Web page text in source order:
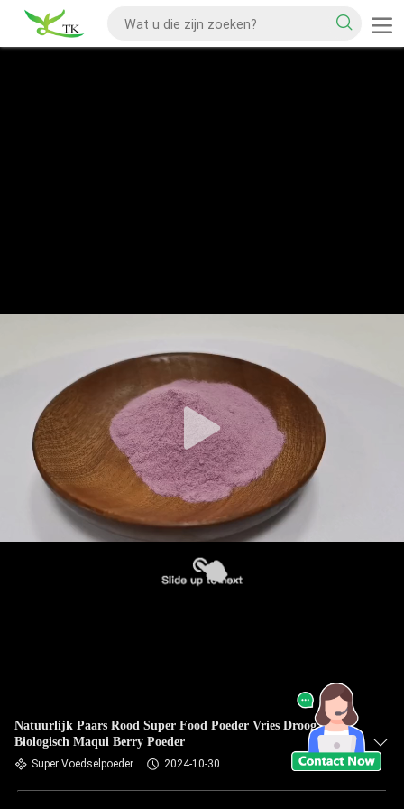
Natuurlijk Paars Rood Super Food Poeder Vries Droog
Biologisch Maqui Berry Poeder
Super Voedselpoeder 2024-10-30